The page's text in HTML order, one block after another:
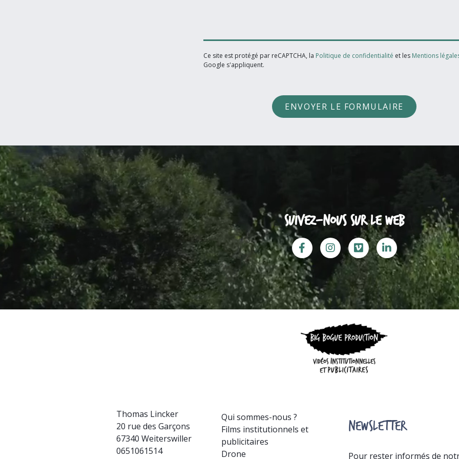
Ce site est protégé par reCAPTCHA, la Politique de confidentialité et les Mentions
Google s'appliquent.
ENVOYER LE FORMULAIRE
Suivez-nous sur le web
Thomas Lincker
20 rue des Garçons
67340 Weiterswiller
0651061514
Qui sommes-nous ?
Films institutionnels et
publicitaires
Drone
NEWSLETTER
Pour rester informés de